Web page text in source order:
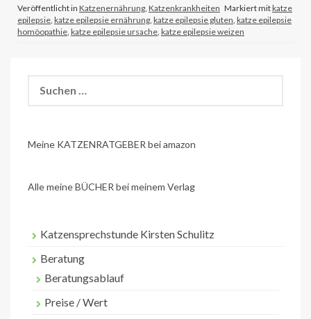
Veröffentlicht in Katzenernährung, Katzenkrankheiten Markiert mitkatze
epilepsie, katze epilepsie ernährung, katze epilepsie gluten, katze epilepsie
homöopathie, katze epilepsie ursache, katze epilepsie weizen
nach:
Meine KATZENRATGEBER bei amazon
Alle meine BÜCHER bei meinem Verlag
Katzensprechstunde Kirsten Schulitz
Beratung
Beratungsablauf
Preise / Wert